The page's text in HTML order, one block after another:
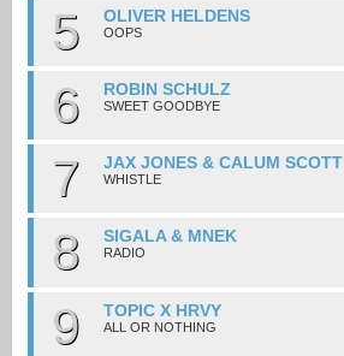
5 OLIVER HELDENS
OOPS
6 ROBIN SCHULZ
SWEET GOODBYE
7 JAX JONES & CALUM SCOTT
WHISTLE
8 SIGALA & MNEK
RADIO
9 TOPIC X HRVY
ALL OR NOTHING